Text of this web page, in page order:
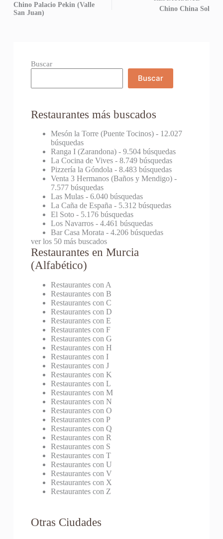
Chino Palacio Pekin (Valle
San Juan)
Chino China Sol
Buscar
Buscar
Restaurantes más buscados
Mesón la Torre (Puente Tocinos)- 12.027
búsquedas
Ranga I (Zarandona)- 9.504 búsquedas
La Cocina de Vives- 8.749 búsquedas
Pizzería la Góndola - 8.483 búsquedas
Venta 3 Hermanos (Baños y Mendigo)-
7.577 búsquedas
Las Mulas- 6.040 búsquedas
La Caña de España - 5.312 búsquedas
El Soto- 5.176 búsquedas
Los Navarros- 4.461 búsquedas
Bar Casa Morata - 4.206 búsquedas
ver los 50 más buscados
Restaurantes en Murcia
(Alfabético)
Restaurantes con A
Restaurantes con B
Restaurantes con C
Restaurantes con D
Restaurantes con E
Restaurantes con F
Restaurantes con G
Restaurantes con H
Restaurantes con I
Restaurantes con J
Restaurantes con K
Restaurantes con L
Restaurantes con M
Restaurantes con N
Restaurantes con O
Restaurantes con P
Restaurantes con Q
Restaurantes con R
Restaurantes con S
Restaurantes con T
Restaurantes con U
Restaurantes con V
Restaurantes con X
Restaurantes con Z
Otras Ciudades